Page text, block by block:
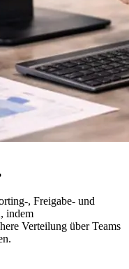
, Freigabe- und
indem
Verteilung über Teams